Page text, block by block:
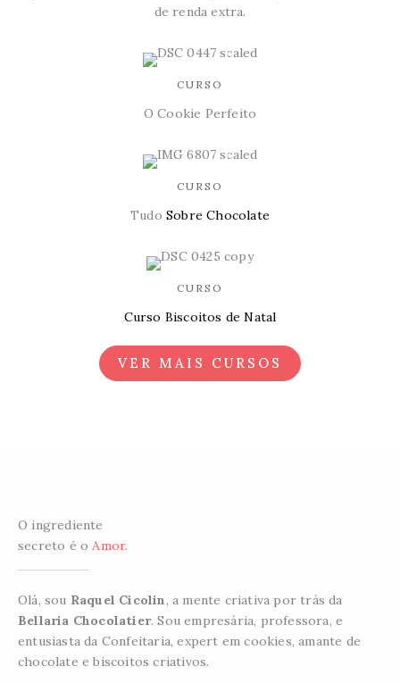
de renda extra.
CURSO
O Cookie Perfeito
CURSO
Tudo Sobre Chocolate
CURSO
Curso Biscoitos de Natal
VER MAIS CURSOS
O ingrediente
secreto é oAmor.
Olá, sou Raquel Cicolin, a mente criativa por trás da
Bellaria Chocolatier. Sou empresária, professora, e
entusiasta da Confeitaria, expert em cookies, amante de
chocolate e biscoitos criativos.